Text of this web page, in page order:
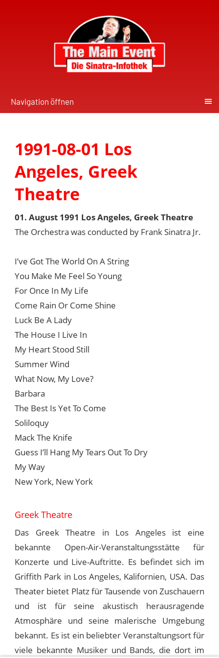
Navigation öffnen
1991-08-01 Los
Angeles, Greek
Theatre
01. August 1991 Los Angeles, Greek Theatre
The Orchestra was conducted by Frank Sinatra Jr.
I’ve Got The World On A String
You Make Me Feel So Young
For Once In My Life
Come Rain Or Come Shine
Luck Be A Lady
The House I Live In
My Heart Stood Still
Summer Wind
What Now, My Love?
Barbara
The Best Is Yet To Come
Soliloquy
Mack The Knife
Guess I’ll Hang My Tears Out To Dry
My Way
New York, New York
Greek Theatre
Das Greek Theatre in Los Angeles ist eine
bekannte Open-Air-Veranstaltungsstätte für
Konzerte und Live-Auftritte. Es befindet sich im
Griffith Park in Los Angeles, Kalifornien, USA. Das
Theater bietet Platz für Tausende von Zuschauern
und ist für seine akustisch herausragende
Atmosphäre und seine malerische Umgebung
bekannt. Es ist ein beliebter Veranstaltungsort für
viele bekannte Musiker und Bands, die dort im